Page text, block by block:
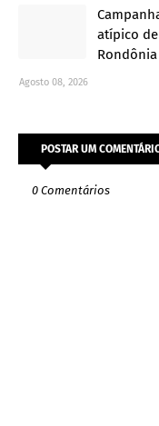
atípico
Rondônia
Agosto 08, 2026
POSTAR UM
0 Comentários